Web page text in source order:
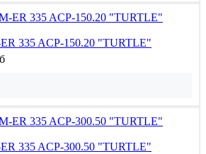
335 ACP-150.20 "TURTLE"
335 ACP-300.50 "TURTLE"